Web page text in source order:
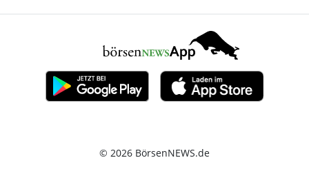
© 2026 BörsenNEWS.de